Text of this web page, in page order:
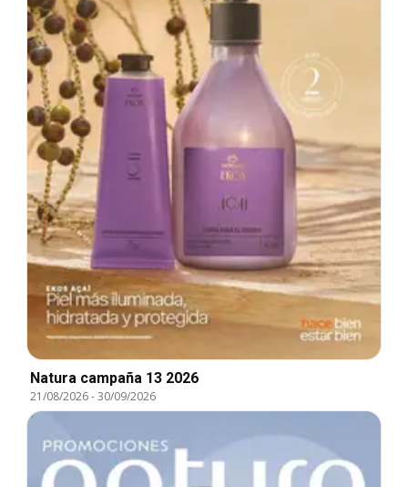
Natura campaña 13 2026
21/08/2026-30/09/2026